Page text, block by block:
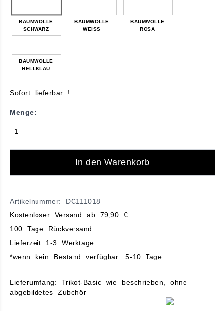
BAUMWOLLE
SCHWARZ
BAUMWOLLE
WEISS
BAUMWOLLE
ROSA
BAUMWOLLE
HELLBLAU
Sofort lieferbar !
Menge:
In den Warenkorb
Artikelnummer: DC111018
Kostenloser Versand ab 79,90 €
100 Tage Rückversand
Lieferzeit 1-3 Werktage
*wenn kein Bestand verfügbar: 5-10 Tage
Lieferumfang: Trikot-Basic wie beschrieben, ohne
abgebildetes Zubehör